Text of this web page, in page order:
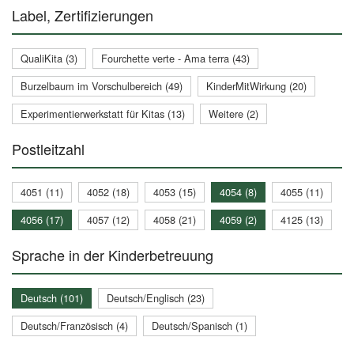
Label, Zertifizierungen
QualiKita (3)
Fourchette verte - Ama terra (43)
Burzelbaum im Vorschulbereich (49)
KinderMitWirkung (20)
Experimentierwerkstatt für Kitas (13)
Weitere (2)
Postleitzahl
4051 (11) 4052 (18) 4053 (15) 4054 (8)
4055 (11)
4056 (17)
4057 (12) 4058 (21) 4059 (2) 4125 (13)
Sprache in der Kinderbetreuung
Deutsch (101)
Deutsch/Englisch (23)
Deutsch/Französisch (4)
Deutsch/Spanisch (1)